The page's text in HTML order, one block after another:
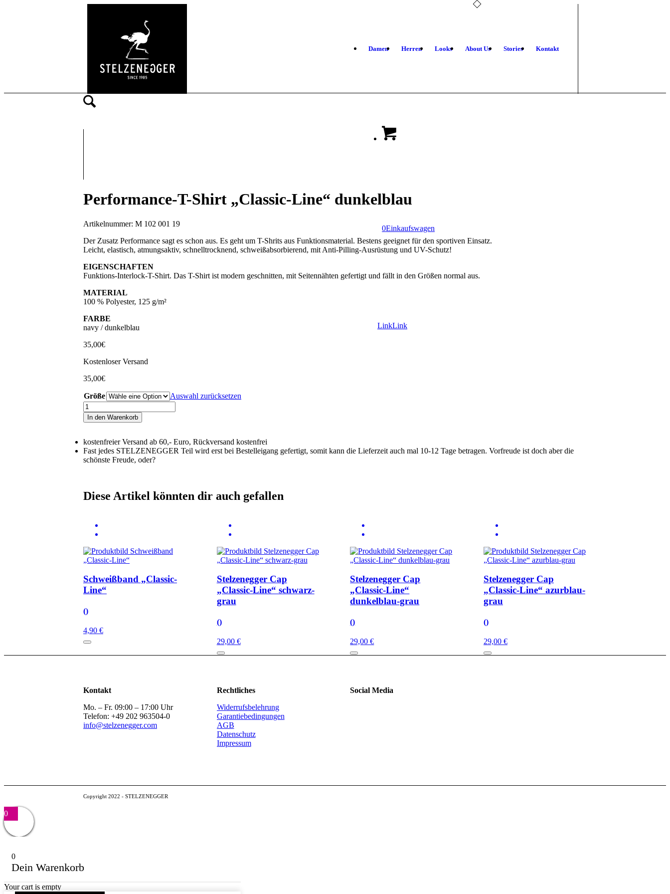
Damen Herren Looks About Us Stories Kontakt
0Einkaufswagen
LinkLink
Performance-T-Shirt „Classic-Line“ dunkelblau
Artikelnummer: M 102 001 19
Der Zusatz Performance sagt es schon aus. Es geht um T-Shrits aus Funktionsmaterial. Bestens geeignet für den sportiven Einsatz.
Leicht, elastisch, atmungsaktiv, schnelltrocknend, schweißabsorbierend, mit Anti-Pilling-Ausrüstung und UV-Schutz!
EIGENSCHAFTEN
Funktions-Interlock-T-Shirt. Das T-Shirt ist modern geschnitten, mit Seitennähten gefertigt und fällt in den Größen normal aus.
MATERIAL
100 % Polyester, 125 g/m²
FARBE
navy / dunkelblau
35,00€
Kostenloser Versand
35,00€
Größe
Auswahl zurücksetzen
Performance-
T-
Shirt
Line“
dunkelblau
Menge
In den Warenkorb
kostenfreier Versand ab 60,- Euro, Rückversand kostenfrei
Fast jedes STELZENEGGER Teil wird erst bei Bestelleigang gefertigt, somit kann die Lieferzeit auch mal 10-12 Tage betragen. Vorfreude ist doch aber die
schönste Freude, oder?
Diese Artikel könnten dir auch gefallen
Schweißband „Classic-
Line“
()
4,90 €
Stelzenegger Cap
„Classic-Line“ schwarz-
grau
()
29,00 €
Stelzenegger Cap
„Classic-Line“
dunkelblau-grau
()
29,00 €
Stelzenegger Cap
„Classic-Line“ azurblau-
grau
()
29,00 €
Kontakt
Mo. – Fr. 09:00 – 17:00 Uhr
Telefon: +49 202 963504-0
info@stelzenegger.com
Rechtliches
Widerrufsbelehrung
Garantiebedingungen
AGB
Datenschutz
Impressum
Social Media
Copyright 2022 - STELZENEGGER
0
0
Dein Warenkorb
Your cart is empty